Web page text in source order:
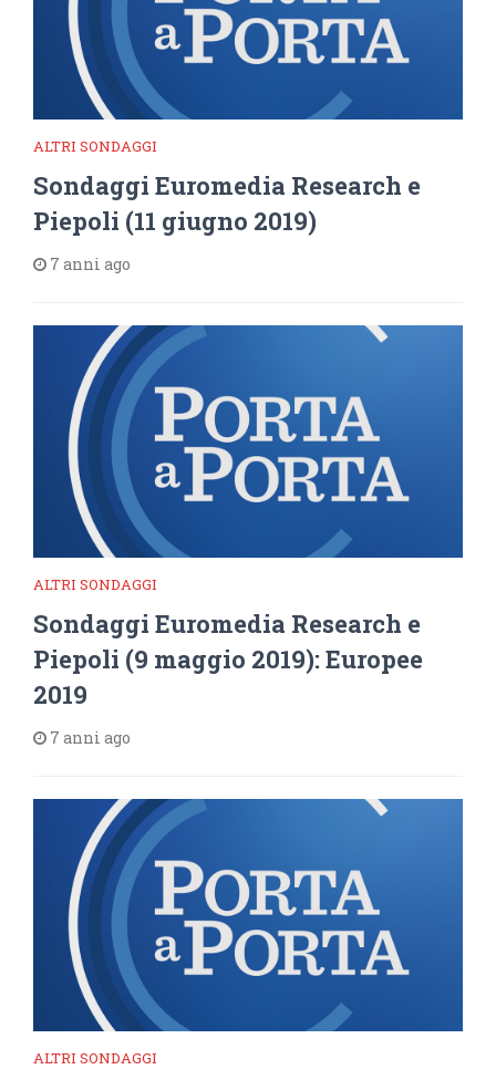
ALTRI SONDAGGI
Sondaggi Euromedia Research e
Piepoli (11 giugno 2019)
7 anni ago
ALTRI SONDAGGI
Sondaggi Euromedia Research e
Piepoli (9 maggio 2019): Europee
2019
7 anni ago
ALTRI SONDAGGI